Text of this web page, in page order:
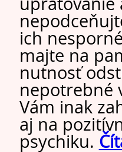
upratovanie
ich
majte na
nutnosť
nepotrebné
Vám inak
aj na
psychiku.